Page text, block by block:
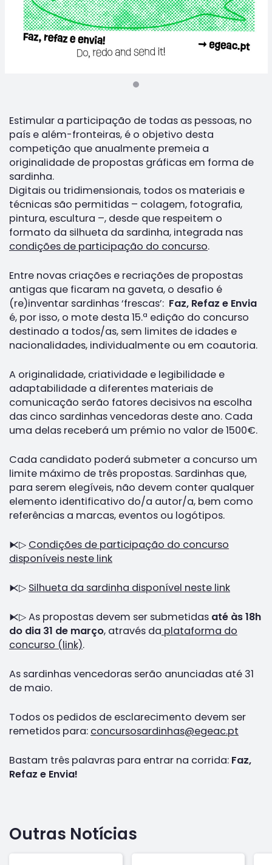
Estimular a participação de todas as pessoas, no
país e além-fronteiras, é o objetivo desta
competição que anualmente premeia a
originalidade de propostas gráficas em forma de
sardinha.
Digitais ou tridimensionais, todos os materiais e
técnicas são permitidas – colagem, fotografia,
pintura, escultura –, desde que respeitem o
formato da silhueta da sardinha, integrada nas
condições de participação do concurso.
Entre novas criações e recriações de propostas
antigas que ficaram na gaveta, o desafio é
(re)inventar sardinhas ‘frescas’: Faz, Refaz e Envia
é, por isso, o mote desta 15.ª edição do concurso
destinado a todos/as, sem limites de idades e
nacionalidades, individualmente ou em coautoria.
A originalidade, criatividade e legibilidade e
adaptabilidade a diferentes materiais de
comunicação serão fatores decisivos na escolha
das cinco sardinhas vencedoras deste ano. Cada
uma delas receberá um prémio no valor de 1500€.
Cada candidato poderá submeter a concurso um
limite máximo de três propostas. Sardinhas que,
para serem elegíveis, não devem conter qualquer
elemento identificativo do/a autor/a, bem como
referências a marcas, eventos ou logótipos.
⧔▷ Condições de participação do concurso
disponíveis neste link
⧔▷ Silhueta da sardinha disponível neste link
⧔▷ As propostas devem ser submetidas até às 18h
do dia 31 de março, através da plataforma do
concurso (link).
As sardinhas vencedoras serão anunciadas até 31
de maio.
Todos os pedidos de esclarecimento devem ser
remetidos para: concursosardinhas@egeac.pt
Bastam três palavras para entrar na corrida: Faz,
Refaz e Envia!
Outras Notícias